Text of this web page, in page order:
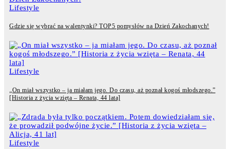
Lifestyle
Gdzie się wybrać na walentynki? TOP5 pomysłów na Dzień Zakochanych!
Lifestyle
„On miał wszystko – ja miałam jego. Do czasu, aż poznał kogoś młodszego.”
[Historia z życia wzięta – Renata, 44 lata]
Lifestyle